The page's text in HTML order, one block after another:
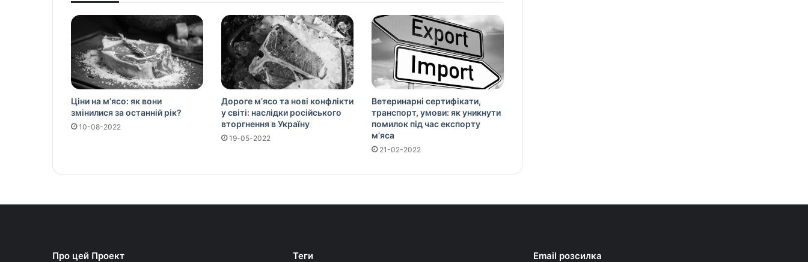
Ціни на м’ясо: як вони
змінилися за останній рік?
10-08-2022
Дороге м’ясо та нові конфлікти
у світі: наслідки російського
вторгнення в Україну
19-05-2022
Ветеринарні сертифікати,
транспорт, умови: як уникнути
помилок під час експорту
м’яса
21-02-2022
Про цей Проект Теги Email розсилка